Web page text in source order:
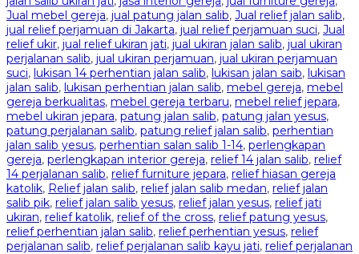
Jual mebel gereja, jual patung jalan salib, Jual relief jalan salib,
jual relief perjamuan di Jakarta, jual relief perjamuan suci, Jual
relief ukir, jual relief ukiran jati, jual ukiran jalan salib, jual ukiran
perjalanan salib, jual ukiran perjamuan, jual ukiran perjamuan
suci, lukisan 14 perhentian jalan salib, lukisan jalan saib, lukisan
jalan salib, lukisan perhentian jalan salib, mebel gereja, mebel
gereja berkualitas, mebel gereja terbaru, mebel relief jepara,
mebel ukiran jepara, patung jalan salib, patung jalan yesus,
patung perjalanan salib, patung relief jalan salib, perhentian
jalan salib yesus, perhentian salan salib 1-14, perlengkapan
gereja, perlengkapan interior gereja, relief 14 jalan salib, relief
14 perjalanan salib, relief furniture jepara, relief hiasan gereja
katolik, Relief jalan salib, relief jalan salib medan, relief jalan
salib pik, relief jalan salib yesus, relief jalan yesus, relief jati
ukiran, relief katolik, relief of the cross, relief patung yesus,
relief perhentian jalan salib, relief perhentian yesus, relief
perjalanan salib, relief perjalanan salib kayu jati, relief perjalanan